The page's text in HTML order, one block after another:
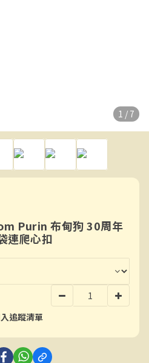
1 / 7
Purin 布甸狗 30周年
連爬心扣
追蹤清單